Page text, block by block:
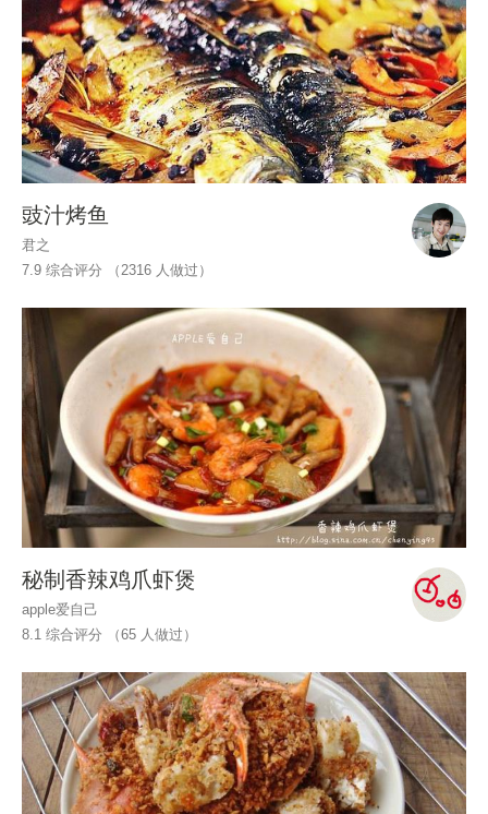
豉汁烤鱼
君之
7.9 综合评分 （2316 人做过）
秘制香辣鸡爪虾煲
apple爱自己
8.1 综合评分 （65 人做过）